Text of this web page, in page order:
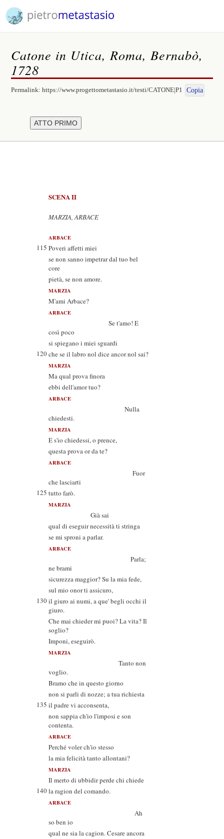
Catone in Utica, Roma, Bernabò,
1728
Permalink:https://www.progettometastasio.it/testi/CATONE|P1 Copia
SCENA II
MARZIA, ARBACE
ARBACE
115 Poveri affetti miei
se non sanno impetrar dal tuo bel
core
pietà, se non amore.
MARZIA
M'ami Arbace?
ARBACE
Se t'amo! E
così poco
si spiegano i miei sguardi
120che se il labro nol dice ancor nol sai?
MARZIA
Ma qual prova finora
ebbi dell'amor tuo?
ARBACE
Nulla
chiedesti.
MARZIA
E s'io chiedessi, o prence,
questa prova or da te?
ARBACE
Fuor
che lasciarti
125 tutto farò.
MARZIA
Già sai
qual di eseguir necessità ti stringa
se mi sproni a parlar.
ARBACE
Parla;
ne brami
sicurezza maggior? Su la mia fede,
sul mio onor ti assicuro,
130il giuro ai numi, a que' begli occhi il
giuro.
Che mai chieder mi puoi? La vita? Il
soglio?
Imponi, eseguirò.
MARZIA
Tanto non
voglio.
Bramo che in questo giorno
non si parli di nozze; a tua richiesta
135 il padre vi acconsenta,
non sappia ch'io l'imposi e son
contenta.
ARBACE
Perché voler ch'io stesso
la mia felicità tanto allontani?
MARZIA
Il merto di ubbidir perde chi chiede
140la ragion del comando.
ARBACE
Ah
so ben io
qual ne sia la cagion. Cesare ancora